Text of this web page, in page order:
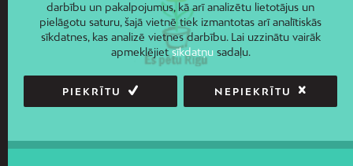
darbību un pakalpojumus, kā arī analizētu lietotājus un
pielāgotu saturu, šajā vietnē tiek izmantotas arī analītiskās
sīkdatnes, kas analizē vietnes darbību. Lai uzzinātu vairāk
apmeklējietsīkdatņusadaļu.
PIEKRĪTU NEPIEKRĪTU